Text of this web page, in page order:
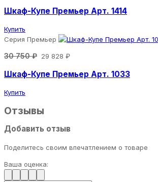
Шкаф-Купе Премьер Арт. 1414
Купить
Серия Премьер
30 750 ₽ 29 828 ₽
Шкаф-Купе Премьер Арт. 1033
Купить
Отзывы
Добавить отзыв
Поделитесь своим впечатлением о товаре
Ваша оценка: